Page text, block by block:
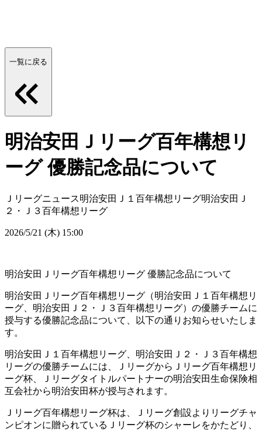
一覧に戻る
明治安田Ｊリーグ百年構想リ
ーグ 優勝記念品について
Ｊリーグニュース明治安田Ｊ１百年構想リーグ明治安田Ｊ
２・Ｊ３百年構想リーグ
2026/5/21 (木) 15:00
明治安田Ｊリーグ百年構想リーグ 優勝記念品について
明治安田Ｊリーグ百年構想リーグ（明治安田Ｊ１百年構想リ
ーグ、明治安田Ｊ２・Ｊ３百年構想リーグ）の優勝チームに
授与する優勝記念品について、以下の通りお知らせいたしま
す。
明治安田Ｊ１百年構想リーグ、明治安田Ｊ２・Ｊ３百年構想
リーグの優勝チームには、ＪリーグからＪリーグ百年構想リ
ーグ杯、Ｊリーグタイトルパートナーの明治安田生命保険相
互会社から明治安田杯が授与されます。
Ｊリーグ百年構想リーグ杯は、Ｊリーグ創設よりリーグチャ
ンピオンに贈られているＪリーグ杯のシャーレをかたどり、